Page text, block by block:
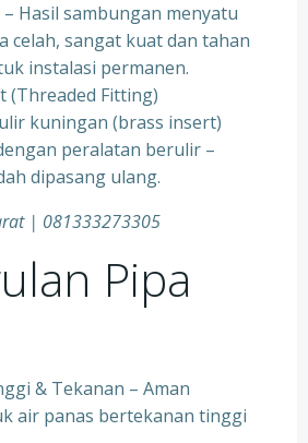
Hasil sambungan menyatu
celah, sangat kuat dan tahan
instalasi permanen.
(Threaded Fitting)
kuningan (brass insert)
peralatan berulir –
dipasang ulang.
| 081333273305
Pipa
& Tekanan – Aman
air panas bertekanan tinggi